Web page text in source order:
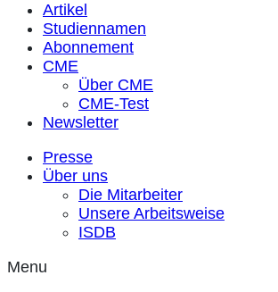
Artikel
Studiennamen
Abonnement
CME
Über CME
CME-Test
Newsletter
Presse
Über uns
Die Mitarbeiter
Unsere Arbeitsweise
ISDB
Menu